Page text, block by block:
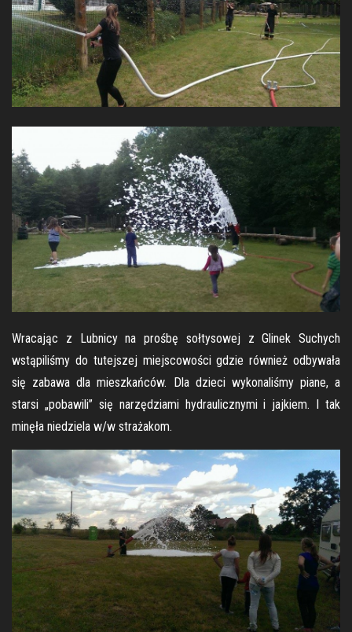
Wracając z Lubnicy na prośbę sołtysowej z Glinek Suchych
wstąpiliśmy do tutejszej miejscowości gdzie również odbywała
się zabawa dla mieszkańców. Dla dzieci wykonaliśmy piane, a
starsi „pobawili” się narzędziami hydraulicznymi i jajkiem. I tak
minęła niedziela w/w strażakom.